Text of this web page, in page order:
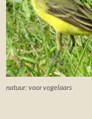
natuur: voor vogelaars